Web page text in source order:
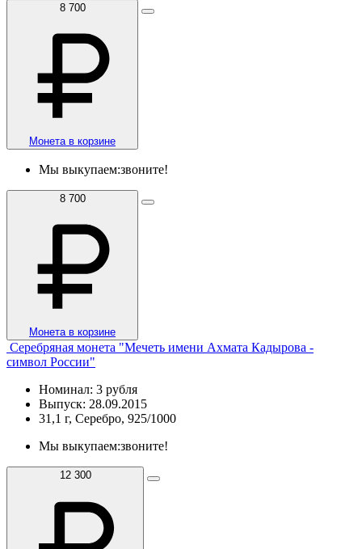
8 700
Монета в корзине
Мы выкупаем:звоните!
8 700
Монета в корзине
Серебряная монета "Мечеть имени Ахмата Кадырова -
символ России"
Номинал: 3 рубля
Выпуск: 28.09.2015
31,1 г, Серебро, 925/1000
Мы выкупаем:звоните!
12 300